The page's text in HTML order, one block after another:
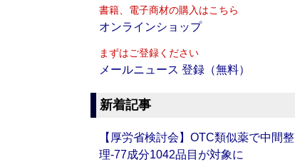
書籍、電子商材の購入はこちら
オンラインショップ
まずはご登録ください
メールニュース 登録（無料）
新着記事
【厚労省検討会】OTC類似薬で中間整
理‐77成分1042品目が対象に